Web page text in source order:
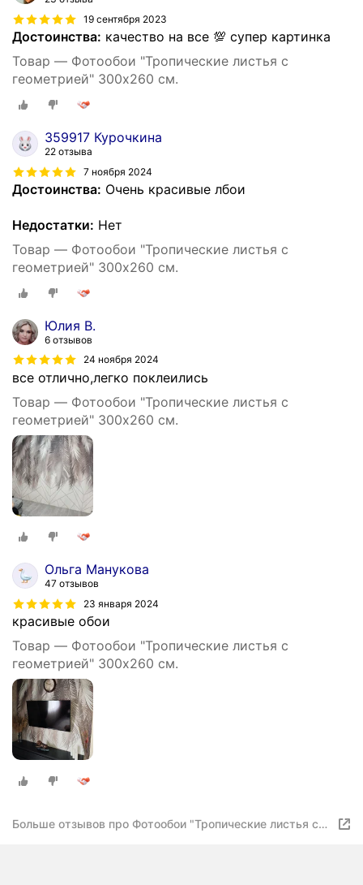
19 сентября 2023
Достоинства: качество на все 💯 супер картинка
Товар — Фотообои "Тропические листья с
геометрией" 300х260 см.
359917 Курочкина
22 отзыва
7 ноября 2024
Достоинства: Очень красивые лбои
Недостатки: Нет
Товар — Фотообои "Тропические листья с
геометрией" 300х260 см.
Юлия В.
6 отзывов
24 ноября 2024
все отлично,легко поклеились
Товар — Фотообои "Тропические листья с
геометрией" 300х260 см.
Ольга Манукова
47 отзывов
23 января 2024
красивые обои
Товар — Фотообои "Тропические листья с
геометрией" 300х260 см.
Больше отзывов про Фотообои "Тропические листья с